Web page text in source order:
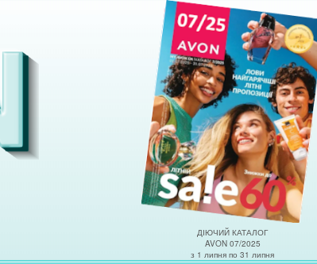
ДІЮЧИЙ КАТАЛОГ
AVON 07/2025
з 1 липня по 31 липня